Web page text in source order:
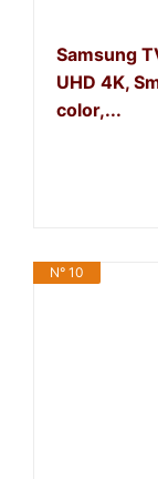
Samsung
UHD 4K,
color,...
N° 10